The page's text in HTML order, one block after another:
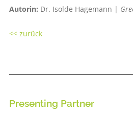
Autorin: Dr. Isolde Hagemann |
<< zurück
Presenting Partner